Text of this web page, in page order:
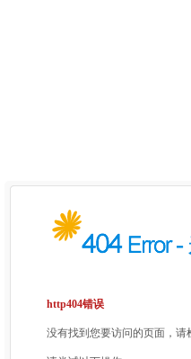
http404错误
没有找到您要访问的页面，请